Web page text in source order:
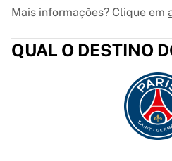
Mais informações? Clique em
QUAL O DESTINO